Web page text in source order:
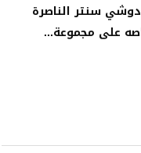
سنتر الناصرة
على مجموعة...